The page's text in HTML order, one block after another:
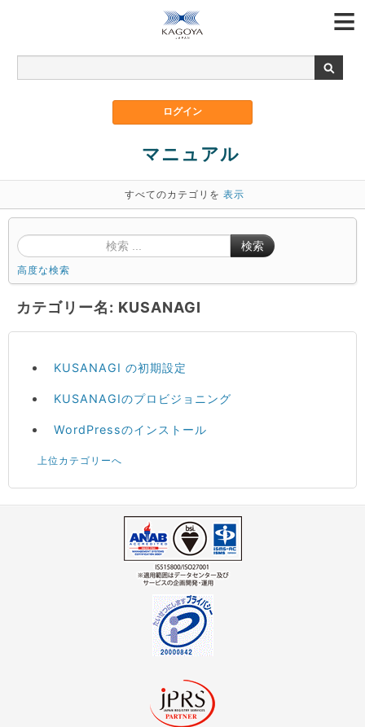
マニュアル
すべてのカテゴリを 表示
検索
高度な検索
カテゴリー名: KUSANAGI
KUSANAGI の初期設定
KUSANAGIのプロビジョニング
WordPressのインストール
上位カテゴリーへ